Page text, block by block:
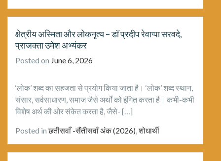
क्षेत्रीय अस्मिता और लोकनृत्य – डॉ प्रदीप रेवाप्पा सरवदे,
प्राजक्ता उमेश अभ्यंकर
Posted on June 6, 2026
‘लोक’ शब्द का सहजता से प्रयोग किया जाता है। ‘लोक’ शब्द स्थान,
संसार, सर्वसाधारण, समाज जैसे अर्थों को इंगित करता है। कभी-कभी
विशेष अर्थ की ओर संकेत करता है, जैसे- […]
Posted inछतीसवाँ -सैंतीसवाँ अंक (2026) ,शोधार्थी